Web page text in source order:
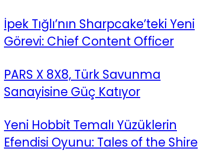
İpek Tığlı’nın Sharpcake’teki Yeni
Görevi: Chief Content Officer
PARS X 8X8, Türk Savunma
Sanayisine Güç Katıyor
Yeni Hobbit Temalı Yüzüklerin
Efendisi Oyunu: Tales of the Shire